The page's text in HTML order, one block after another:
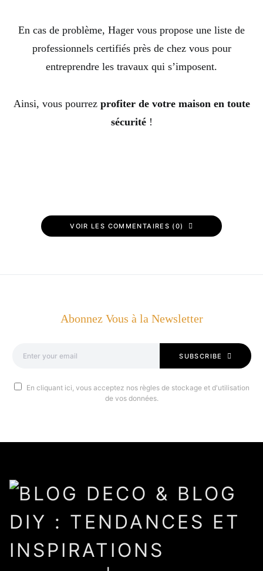
En cas de problème, Hager vous propose une liste de
professionnels certifiés près de chez vous pour
entreprendre les travaux qui s’imposent.
Ainsi, vous pourrez profiter de votre maison en toute
sécurité!
VOIR LES COMMENTAIRES (0)
Abonnez Vous à la Newsletter
SUBSCRIBE
En cliquant ici, vous acceptez nos règles de stockage et d'utilisation
de vos données.